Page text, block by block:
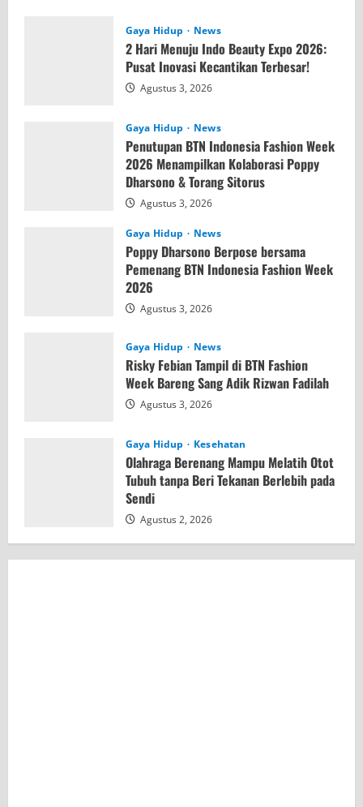
Gaya Hidup News
2 Hari Menuju Indo Beauty Expo 2026:
Pusat Inovasi Kecantikan Terbesar!
Agustus 3, 2026
Gaya Hidup News
Penutupan BTN Indonesia Fashion Week
2026 Menampilkan Kolaborasi Poppy
Dharsono & Torang Sitorus
Agustus 3, 2026
Gaya Hidup News
Poppy Dharsono Berpose bersama
Pemenang BTN Indonesia Fashion Week
2026
Agustus 3, 2026
Gaya Hidup News
Risky Febian Tampil di BTN Fashion
Week Bareng Sang Adik Rizwan Fadilah
Agustus 3, 2026
Gaya Hidup Kesehatan
Olahraga Berenang Mampu Melatih Otot
Tubuh tanpa Beri Tekanan Berlebih pada
Sendi
Agustus 2, 2026